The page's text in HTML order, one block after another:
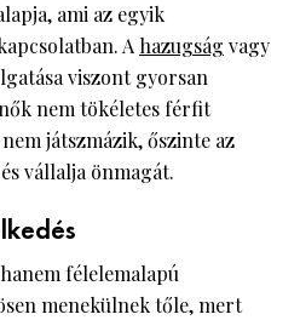
ami az egyik
A hazugság vagy
viszont gyorsan
nem tökéletes férfit
játszmázik, őszinte az
vállalja önmagát.
félelemalapú
menekülnek tőle, mert